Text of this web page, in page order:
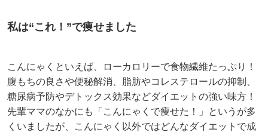
私は“これ！”で痩せました
こんにゃくといえば、ローカロリーで食物繊維たっぷり！
腹もちの良さや便秘解消、脂肪やコレステロールの抑制、
糖尿病予防やデトックス効果などダイエットの強い味方！
先輩ママのなかにも「こんにゃくで痩せた！」というが多
くいましたが、こんにゃく以外ではどんなダイエットで成